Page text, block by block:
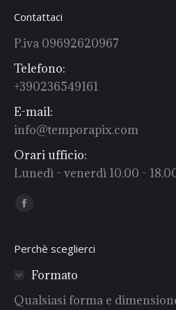
Contattaci
P.iva 09692620967
Telefono:
+390236549161
E-mail:
info@temporapix.com
Orari ufficio:
Lunedì - venerdì 10.00 -
Find us on:
Facebook
Perchè sceglierci
Formato
Qualsiasi forma e